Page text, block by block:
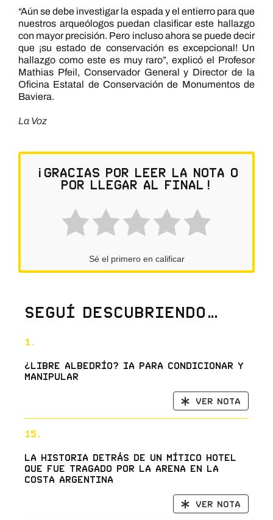
“Aún se debe investigar la espada y el entierro para que
nuestros arqueólogos puedan clasificar este hallazgo
con mayor precisión. Pero incluso ahora se puede decir
que ¡su estado de conservación es excepcional! Un
hallazgo como este es muy raro”, explicó el Profesor
Mathias Pfeil, Conservador General y Director de la
Oficina Estatal de Conservación de Monumentos de
Baviera.
La Voz
¡Gracias por leer la nota o
por llegar al final!
Sé el primero en calificar
Seguí descubriendo…
1.
¿Libre albedrío? IA para condicionar y
manipular
Ver nota
15.
La historia detrás de un mítico hotel
que fue tragado por la arena en la
costa argentina
Ver nota